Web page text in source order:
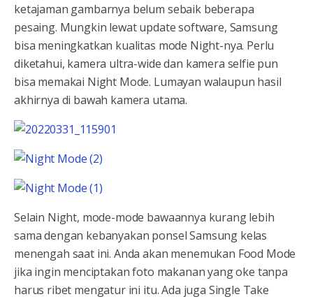
ketajaman gambarnya belum sebaik beberapa
pesaing. Mungkin lewat update software, Samsung
bisa meningkatkan kualitas mode Night-nya. Perlu
diketahui, kamera ultra-wide dan kamera selfie pun
bisa memakai Night Mode. Lumayan walaupun hasil
akhirnya di bawah kamera utama.
Selain Night, mode-mode bawaannya kurang lebih
sama dengan kebanyakan ponsel Samsung kelas
menengah saat ini. Anda akan menemukan Food Mode
jika ingin menciptakan foto makanan yang oke tanpa
harus ribet mengatur ini itu. Ada juga Single Take